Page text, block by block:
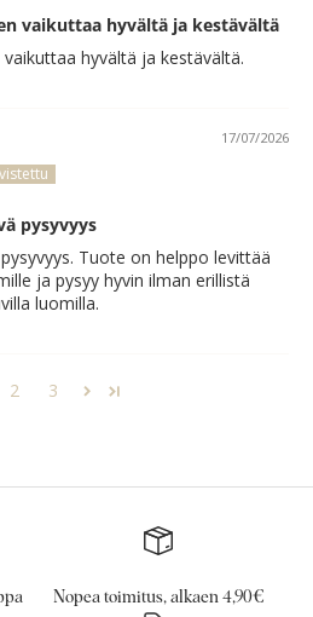
vaikuttaa hyvältä ja kestävältä
hyvältä ja kestävältä.
17/07/2026
pysyvyys
Tuote on helppo levittää
ja pysyy hyvin ilman erillistä
luomilla.
2 3
Nopea toimitus, alkaen 4,90€